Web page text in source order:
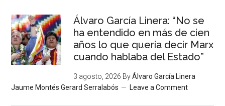
Álvaro García Linera: “No se
ha entendido en más de cien
años lo que quería decir Marx
cuando hablaba del Estado”
3 agosto, 2026 ByÁlvaro García Linera
Jaume Montés Gerard Serralabós
Leave a Comment